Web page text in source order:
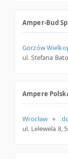
Amper-Bud
Gorzów
Ampere
Wrocław